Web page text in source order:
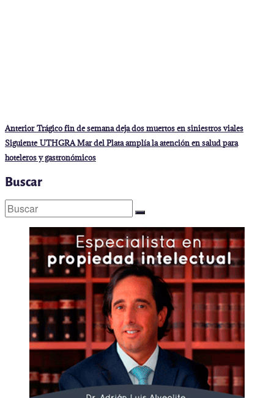
Navegación
de
entradas
Anterior Entrada
anterior:
Trágico fin de semana deja dos muertos en siniestros viales
Siguiente Entrada
UTHGRA Mar del Plata amplía la atención en salud para
hoteleros y gastronómicos
Buscar
Buscar